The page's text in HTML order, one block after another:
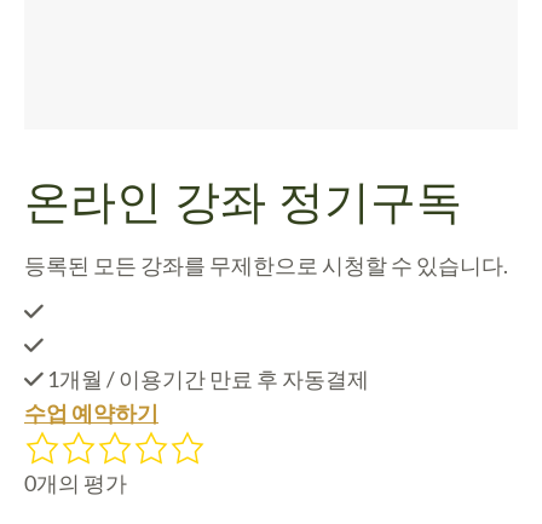
온라인 강좌 정기구독
등록된 모든 강좌를 무제한으로 시청할 수 있습니다.
1개월 / 이용기간 만료 후 자동결제
수업 예약하기
0개의 평가